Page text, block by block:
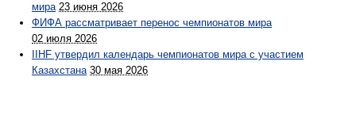
мира 23 июня 2026
ФИФА рассматривает перенос чемпионатов мира
02 июля 2026
IIHF утвердил календарь чемпионатов мира с участием
Казахстана 30 мая 2026